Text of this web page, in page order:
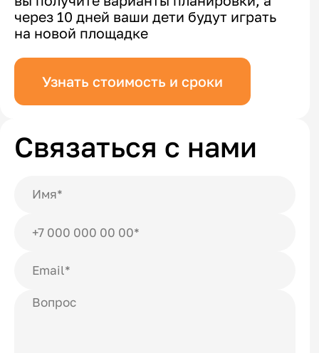
через 10 дней ваши дети будут играть
на новой площадке
Узнать стоимость и сроки
Связаться с нами